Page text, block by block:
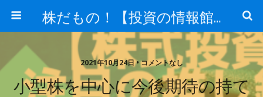
株だもの！【投資の情報館】
2021年10月24日 • コメントなし
小型株を中心に今後期待の持て